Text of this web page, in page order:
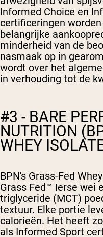
Informed Choice en
certificeringen
belangrijke
minderheid van de
nasmaak op in
wordt over het
in verhouding tot de
#3 - BARE
NUTRITION
WHEY
BPN's Grass-Fed
Grass Fed™ Ierse wei
triglyceride (MCT)
textuur. Elke portie
calorieën. Het heeft
als Informed Sport